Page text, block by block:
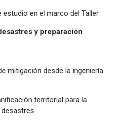
en el marco del Taller
y preparación
mitigación desde la ingeniería
territorial para la